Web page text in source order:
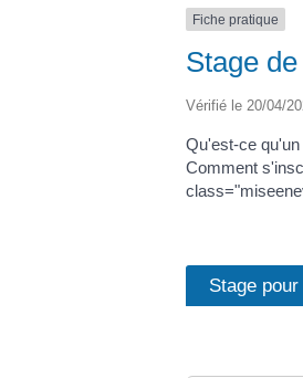
Fiche pratique
Stage
Vérifié le 20/04/
Qu'est-ce
Comment
Stage